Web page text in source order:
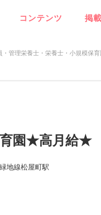
コンテンツ 掲
・管理栄養士・栄養士・小規模保
育園★高月給★
地線松屋町駅